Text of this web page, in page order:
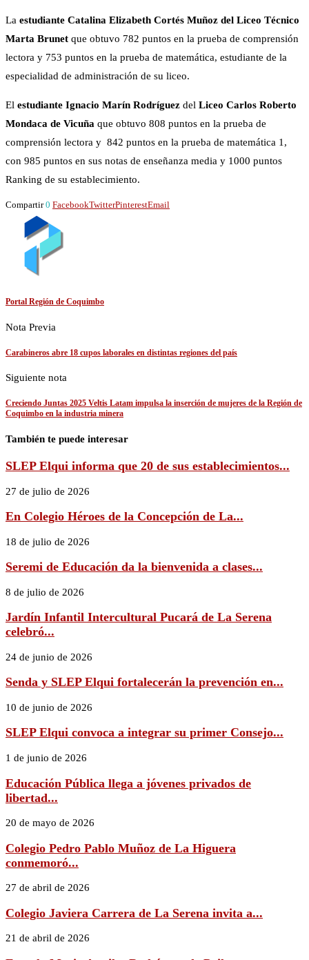
La estudiante Catalina Elizabeth Cortés Muñoz del Liceo Técnico
Marta Brunet que obtuvo 782 puntos en la prueba de comprensión
lectora y 753 puntos en la prueba de matemática, estudiante de la
especialidad de administración de su liceo.
El estudiante Ignacio Marín Rodríguez del Liceo Carlos Roberto
Mondaca de Vicuña que obtuvo 808 puntos en la prueba de
comprensión lectora y 842 puntos en la prueba de matemática 1,
con 985 puntos en sus notas de enseñanza media y 1000 puntos
Ranking de su establecimiento.
Compartir 0 FacebookTwitterPinterestEmail
Portal Región de Coquimbo
Nota Previa
Carabineros abre 18 cupos laborales en distintas regiones del país
Siguiente nota
Creciendo Juntas 2025 Veltis Latam impulsa la inserción de mujeres de la Región de
Coquimbo en la industria minera
También te puede interesar
SLEP Elqui informa que 20 de sus establecimientos...
27 de julio de 2026
En Colegio Héroes de la Concepción de La...
18 de julio de 2026
Seremi de Educación da la bienvenida a clases...
8 de julio de 2026
Jardín Infantil Intercultural Pucará de La Serena
celebró...
24 de junio de 2026
Senda y SLEP Elqui fortalecerán la prevención en...
10 de junio de 2026
SLEP Elqui convoca a integrar su primer Consejo...
1 de junio de 2026
Educación Pública llega a jóvenes privados de
libertad...
20 de mayo de 2026
Colegio Pedro Pablo Muñoz de La Higuera
conmemoró...
27 de abril de 2026
Colegio Javiera Carrera de La Serena invita a...
21 de abril de 2026